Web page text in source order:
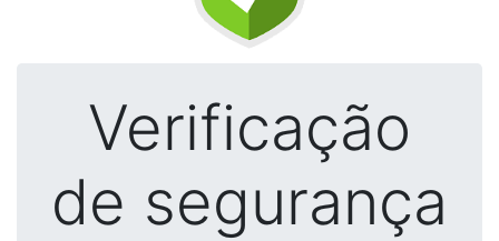
Verificação
de segurança